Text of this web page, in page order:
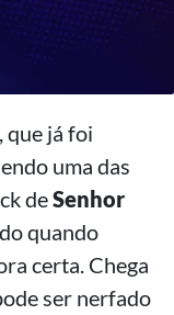
que já foi
uma das
deSenhor
quando
certa. Chega
ser nerfado